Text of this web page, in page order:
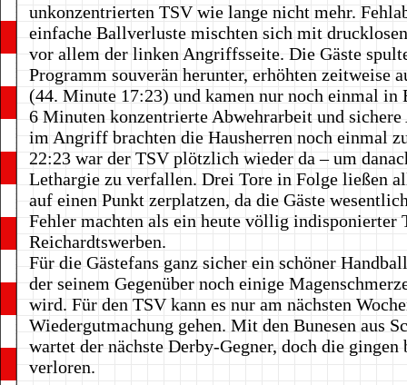
unkonzentrierten TSV wie lange nicht mehr.
einfache Ballverluste mischten sich mit
vor allem der linken Angriffsseite. Die Gäste
Programm souverän herunter, erhöhten zeitweise
(44. Minute 17:23) und kamen nur noch einmal in
6 Minuten konzentrierte Abwehrarbeit und sichere
im Angriff brachten die Hausherren noch einmal
22:23 war der TSV plötzlich wieder da – um
Lethargie zu verfallen. Drei Tore in Folge ließen
auf einen Punkt zerplatzen, da die Gäste
Fehler machten als ein heute völlig indisponierter
Reichardtswerben.
Für die Gästefans ganz sicher ein schöner
der seinem Gegenüber noch einige
wird. Für den TSV kann es nur am nächsten
Wiedergutmachung gehen. Mit den Bunesen aus
wartet der nächste Derby-Gegner, doch die gingen
verloren.